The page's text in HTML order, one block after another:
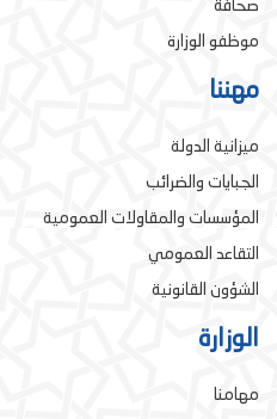
صحافة
موظفو الوزارة
مهننا
ميزانية الدولة
الجبايات والضرائب
المؤسسات والمقاولات العمومية
التقاعد العمومي
الشؤون القانونية
الوزارة
مهامنا